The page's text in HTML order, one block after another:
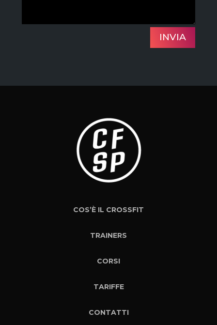
INVIA
COS’È IL CROSSFIT
TRAINERS
CORSI
TARIFFE
CONTATTI